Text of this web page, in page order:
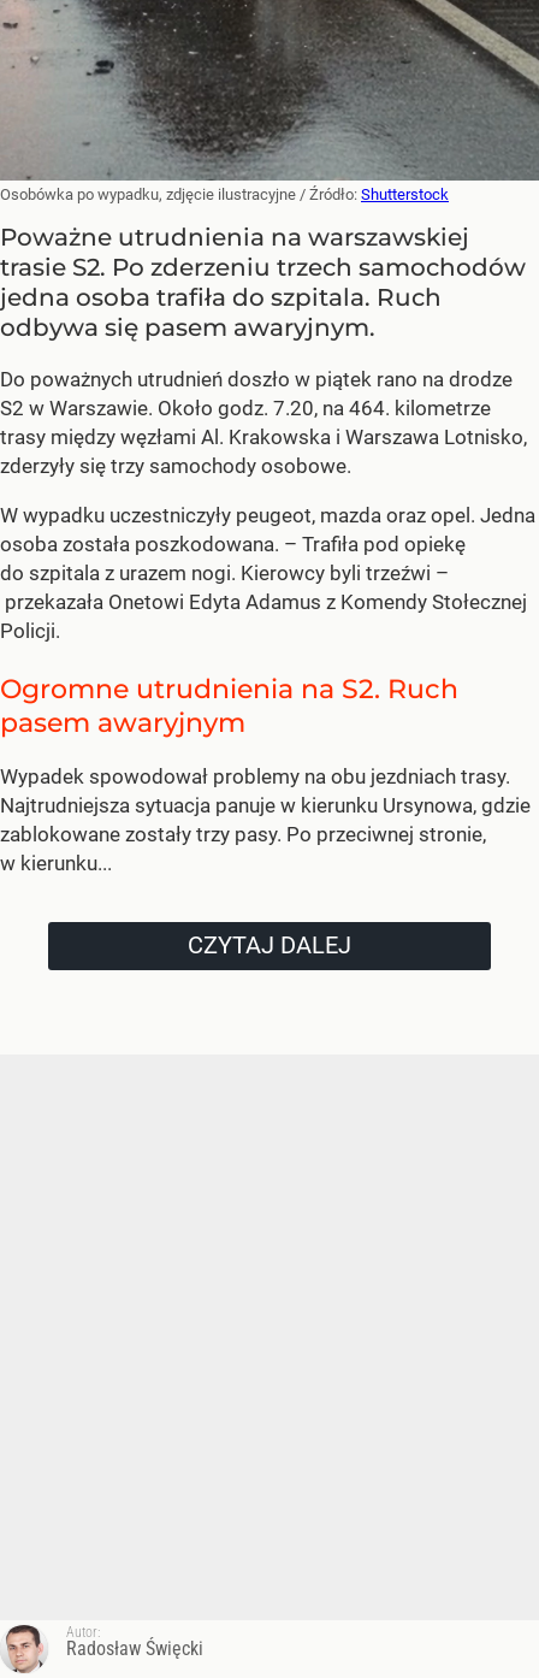
Osobówka po wypadku, zdjęcie ilustracyjne / Źródło: Shutterstock
Poważne utrudnienia na warszawskiej
trasie S2. Po zderzeniu trzech samochodów
jedna osoba trafiła do szpitala. Ruch
odbywa się pasem awaryjnym.
Do poważnych utrudnień doszło w piątek rano na drodze
S2 w Warszawie. Około godz. 7.20, na 464. kilometrze
trasy między węzłami Al. Krakowska i Warszawa Lotnisko,
zderzyły się trzy samochody osobowe.
W wypadku uczestniczyły peugeot, mazda oraz opel. Jedna
osoba została poszkodowana. – Trafiła pod opiekę
do szpitala z urazem nogi. Kierowcy byli trzeźwi –
przekazała Onetowi Edyta Adamus z Komendy Stołecznej
Policji.
Ogromne utrudnienia na S2. Ruch
pasem awaryjnym
Wypadek spowodował problemy na obu jezdniach trasy.
Najtrudniejsza sytuacja panuje w kierunku Ursynowa, gdzie
zablokowane zostały trzy pasy. Po przeciwnej stronie,
w kierunku...
CZYTAJ DALEJ
Autor:
Radosław Święcki